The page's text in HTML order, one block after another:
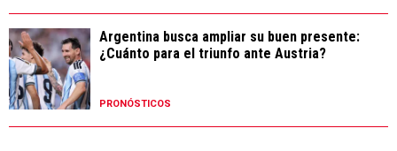
Argentina busca ampliar su buen presente:
¿Cuánto para el triunfo ante Austria?
PRONÓSTICOS